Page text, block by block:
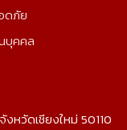
ดภัย
บุคคล
หวัดเชียงใหม่ 50110